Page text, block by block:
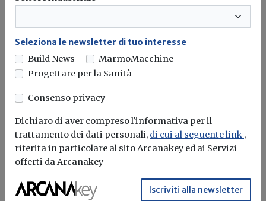
ANIE al MIMIT: tecnologie strategiche
per rafforzare competitività e
autonomia industriale europea
Incontro con il Ministro Urso: energia, Transizione 5.0 e
filiere industriali al...
Efficienza energetica Transizione 5.0
Seleziona le newsletter di tuo interesse
Build News
MarmoMacchine
Progettare per la Sanità
Consenso privacy
Dichiaro di aver compreso l'informativa per il
trattamento dei dati personali, di cui al seguente link ,
riferita in particolare al sito Arcanakey ed ai Servizi
offerti da Arcanakey
Iscriviti alla newsletter